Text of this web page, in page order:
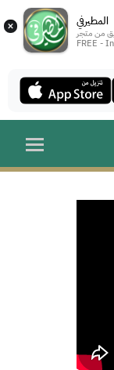
× المطيرفي
FREE -